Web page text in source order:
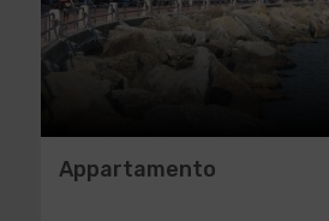
Appartamento